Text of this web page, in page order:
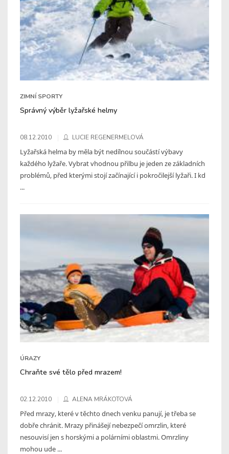
ZIMNÍ SPORTY
Správný výběr lyžařské helmy
08.12.2010 LUCIE REGENERMELOVÁ
Lyžařská helma by měla být nedílnou součástí výbavy
každého lyžaře. Vybrat vhodnou přilbu je jeden ze základních
problémů, před kterými stojí začínající i pokročilejší lyžaři. I kd
...
ÚRAZY
Chraňte své tělo před mrazem!
02.12.2010 ALENA MRÁKOTOVÁ
Před mrazy, které v těchto dnech venku panují, je třeba se
dobře chránit. Mrazy přinášejí nebezpečí omrzlin, které
nesouvisí jen s horskými a polárními oblastmi. Omrzliny
mohou ude ...